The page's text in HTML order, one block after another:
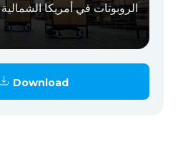
الروبوتات في أمريكا الشمالية
Download